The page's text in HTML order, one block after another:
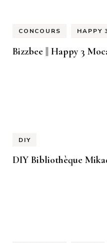
CONCOURS HAPPY
Bizzbee || Happy 3
DIY
DIY Bibliothèque